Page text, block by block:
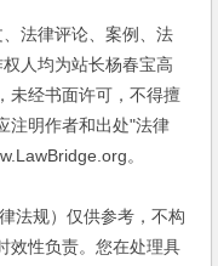
法律评论、案例、法
人均为站长杨春宝高
未经书面许可，不得擅
注明作者和出处"法律
。
规）仅供参考，不构
效性负责。您在处理具